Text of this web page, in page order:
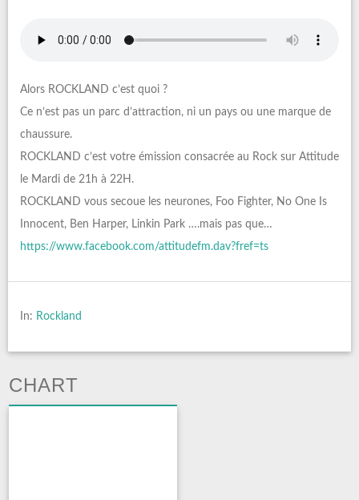
Alors ROCKLAND c’est quoi ?
Ce n’est pas un parc d’attraction, ni un pays ou une marque de
chaussure.
ROCKLAND c’est votre émission consacrée au Rock sur Attitude
le Mardi de 21h à 22H.
ROCKLAND vous secoue les neurones, Foo Fighter, No One Is
Innocent, Ben Harper, Linkin Park ….mais pas que…
https://www.facebook.com/attitudefm.dav?fref=ts
In: Rockland
CHART